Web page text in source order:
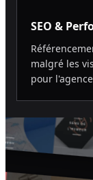
SEO &
malgré les
pour